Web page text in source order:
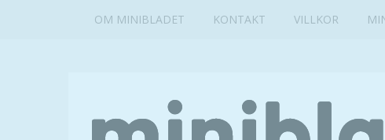
OM MINIBLADET KONTAKT VILLKOR